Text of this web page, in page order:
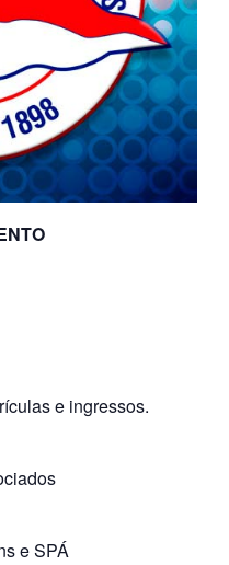
e ingressos.
e SPÁ